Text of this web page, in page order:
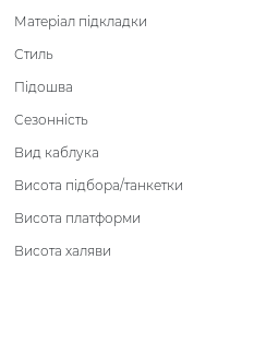
Матеріал підкладки
Стиль
Підошва
Сезонність
Вид каблука
Висота підбора/танкетки
Висота платформи
Висота халяви